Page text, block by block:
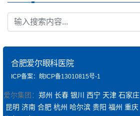
合肥爱尔眼科医院
ICP备案：皖ICP备13010815号-1
爱尔集团： 郑州 长春 银川 西宁 天津 石家庄
昆明 济南 合肥 杭州 哈尔滨 贵阳 福州 重庆